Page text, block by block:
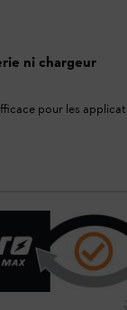
ni chargeur
pour les